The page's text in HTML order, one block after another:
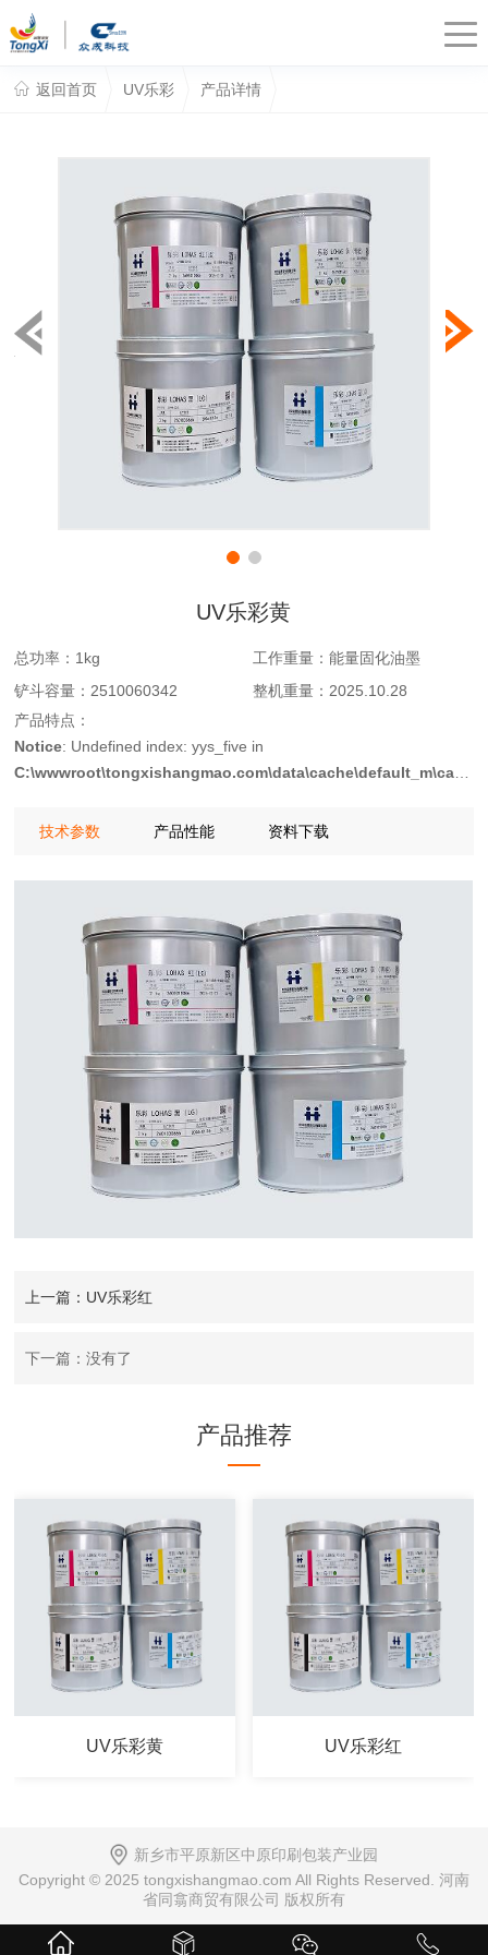
返回首页 UV乐彩 产品详情
UV乐彩黄
总功率： 1kg 工作重量：能量固化油墨
铲斗容量：2510060342 整机重量：2025.10.28
产品特点：
Notice : Undefined index: yys_five in
技术参数
产品性能 资料下载
上一篇：UV乐彩红
下一篇：没有了
产品推荐
UV乐彩黄 UV乐彩红
新乡市平原新区中原印刷包装产业园
Copyright © 2025 tongxishangmao.com All Rights Reserved. 河南
省同翕商贸有限公司 版权所有